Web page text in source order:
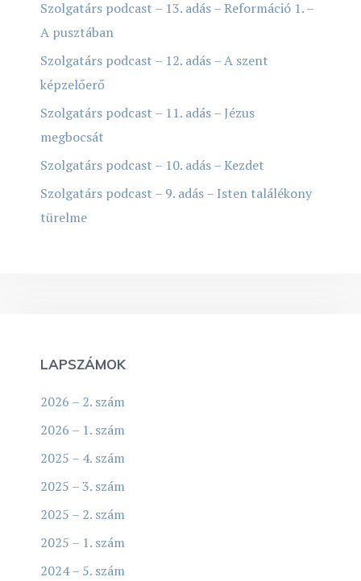
Szolgatárs podcast – 13. adás – Reformáció 1. –
A pusztában
Szolgatárs podcast – 12. adás – A szent
képzelőerő
Szolgatárs podcast – 11. adás – Jézus
megbocsát
Szolgatárs podcast – 10. adás – Kezdet
Szolgatárs podcast – 9. adás – Isten találékony
türelme
LAPSZÁMOK
2026 – 2. szám
2026 – 1. szám
2025 – 4. szám
2025 – 3. szám
2025 – 2. szám
2025 – 1. szám
2024 – 5. szám